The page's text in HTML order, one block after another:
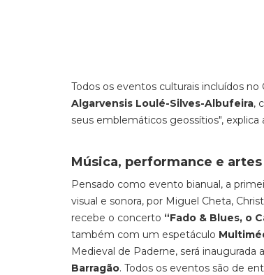
Todos os eventos culturais incluídos
Algarvensis Loulé-Silves-Albufeira,
seus emblemáticos geossítios",
Música, performance e
Pensado como evento bianual, a
visual e sonora, por Miguel Cheta,
recebe o concerto “Fado & Blues, o
também com um espetáculo
Medieval de Paderne, será inaugurada
Barragão. Todos os eventos são de